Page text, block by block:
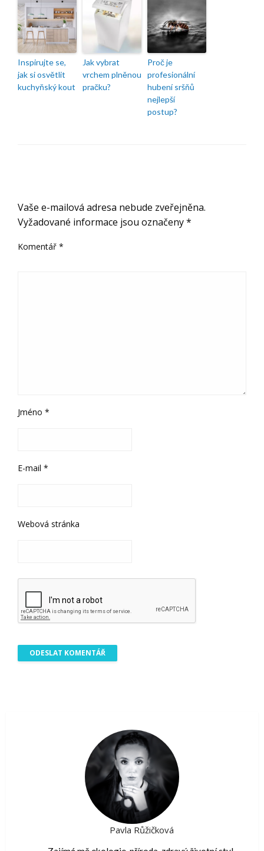
Inspirujte se,
jak si osvětlit
kuchyňský kout
Jak vybrat
vrchem plněnou
pračku?
Proč je
profesionální
hubení sršňů
nejlepší
postup?
Vaše e-mailová adresa nebude zveřejněna.
Vyžadované informace jsou označeny*
Komentář *
Jméno *
E-mail *
Webová stránka
Pavla Růžičková